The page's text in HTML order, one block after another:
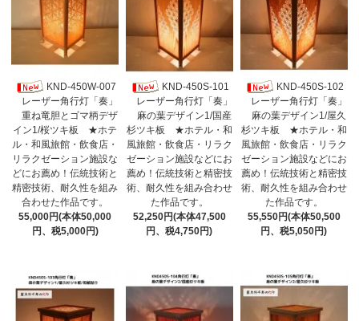
KND-450W-007
レーザー角行灯「奏」
重ね竜胆とゴマ柄デザ
イン1/桜ツキ板 ★ホテ
ル・和風旅館・飲食店・
リラクゼーション施設な
どにお薦め！伝統技術と
精密技術、耐久性を組み
合わせた作品です。
55,000円(本体50,000
円、税5,000円)
KND-450S-101
レーザー角行灯「奏」
麻の葉デザイン1/国産
杉ツキ板 ★ホテル・和
風旅館・飲食店・リラク
ゼーション施設などにお
薦め！伝統技術と精密技
術、耐久性を組み合わせ
た作品です。
52,250円(本体47,500
円、税4,750円)
KND-450S-102
レーザー角行灯「奏」
麻の葉デザイン1/屋久
杉ツキ板 ★ホテル・和
風旅館・飲食店・リラク
ゼーション施設などにお
薦め！伝統技術と精密技
術、耐久性を組み合わせ
た作品です。
55,550円(本体50,500
円、税5,050円)